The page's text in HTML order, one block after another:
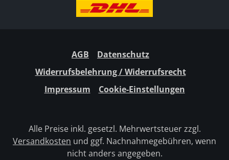
AGB
Datenschutz
Widerrufsbelehrung / Widerrufsrecht
Impressum
Cookie-Einstellungen
Alle Preise inkl. gesetzl. Mehrwertsteuer zzgl.
Versandkosten und ggf. Nachnahmegebühren, wenn
nicht anders angegeben.